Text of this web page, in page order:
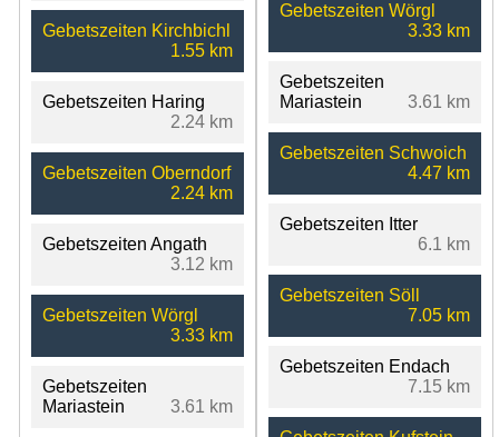
Gebetszeiten Kirchbichl
1.55 km
Gebetszeiten Haring
2.24 km
Gebetszeiten Oberndorf
2.24 km
Gebetszeiten Angath
3.12 km
Gebetszeiten Wörgl
3.33 km
Gebetszeiten
Mariastein
3.61 km
Gebetszeiten Wörgl
3.33 km
Gebetszeiten
Mariastein
3.61 km
Gebetszeiten Schwoich
4.47 km
Gebetszeiten Itter
6.1 km
Gebetszeiten Söll
7.05 km
Gebetszeiten Endach
7.15 km